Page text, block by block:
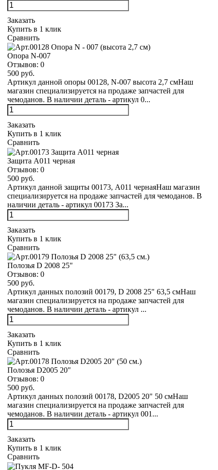
Заказать
Купить в 1 клик
Сравнить
Опора N-007
Отзывов: 0
500 руб.
Артикул данной опоры 00128, N-007 высота 2,7 смНаш
магазин специализируется на продаже запчастей для
чемоданов. В наличии деталь - артикул 0...
Заказать
Купить в 1 клик
Сравнить
Защита А011 черная
Отзывов: 0
500 руб.
Артикул данной защиты 00173, А011 чернаяНаш магазин
специализируется на продаже запчастей для чемоданов. В
наличии деталь - артикул 00173 За...
Заказать
Купить в 1 клик
Сравнить
Полозья D 2008 25"
Отзывов: 0
500 руб.
Артикул данных полозий 00179, D 2008 25" 63,5 смНаш
магазин специализируется на продаже запчастей для
чемоданов. В наличии деталь - артикул ...
Заказать
Купить в 1 клик
Сравнить
Полозья D2005 20"
Отзывов: 0
500 руб.
Артикул данных полозий 00178, D2005 20" 50 смНаш
магазин специализируется на продаже запчастей для
чемоданов. В наличии деталь - артикул 001...
Заказать
Купить в 1 клик
Сравнить